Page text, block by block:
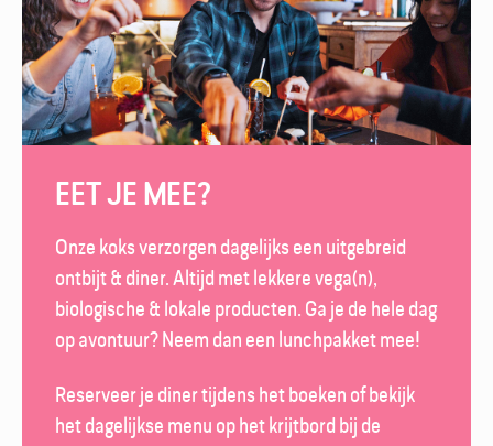
EET JE MEE?
Onze koks verzorgen dagelijks een uitgebreid
ontbijt & diner. Altijd met lekkere vega(n),
biologische & lokale producten. Ga je de hele dag
op avontuur? Neem dan een lunch­pakket mee!
Reserveer je diner tijdens het boeken of bekijk
het dagelijkse menu op het krijt­bord bij de